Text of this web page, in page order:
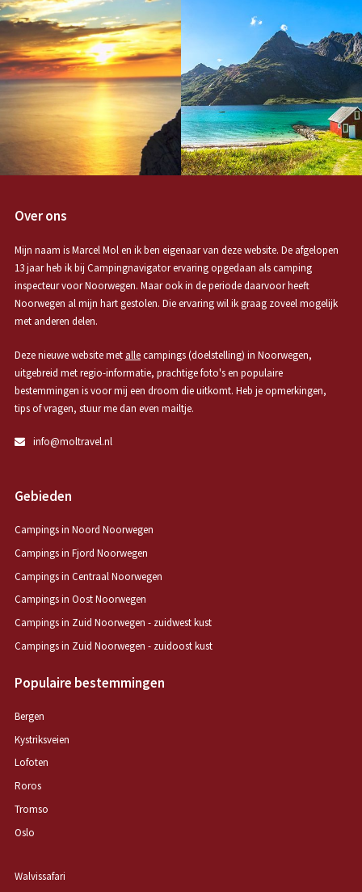
Over ons
Mijn naam is Marcel Mol en ik ben eigenaar van deze website. De afgelopen
13 jaar heb ik bij Campingnavigator ervaring opgedaan als camping
inspecteur voor Noorwegen. Maar ook in de periode daarvoor heeft
Noorwegen al mijn hart gestolen. Die ervaring wil ik graag zoveel mogelijk
met anderen delen.
Deze nieuwe website met allecampings (doelstelling) in Noorwegen,
uitgebreid met regio-informatie, prachtige foto's en populaire
bestemmingen is voor mij een droom die uitkomt. Heb je opmerkingen,
tips of vragen, stuur me dan even mailtje.
info@moltravel.nl
Gebieden
Campings in Noord Noorwegen
Campings in Fjord Noorwegen
Campings in Centraal Noorwegen
Campings in Oost Noorwegen
Campings in Zuid Noorwegen - zuidwest kust
Campings in Zuid Noorwegen - zuidoost kust
Populaire bestemmingen
Bergen
Kystriksveien
Lofoten
Roros
Tromso
Oslo
Walvissafari